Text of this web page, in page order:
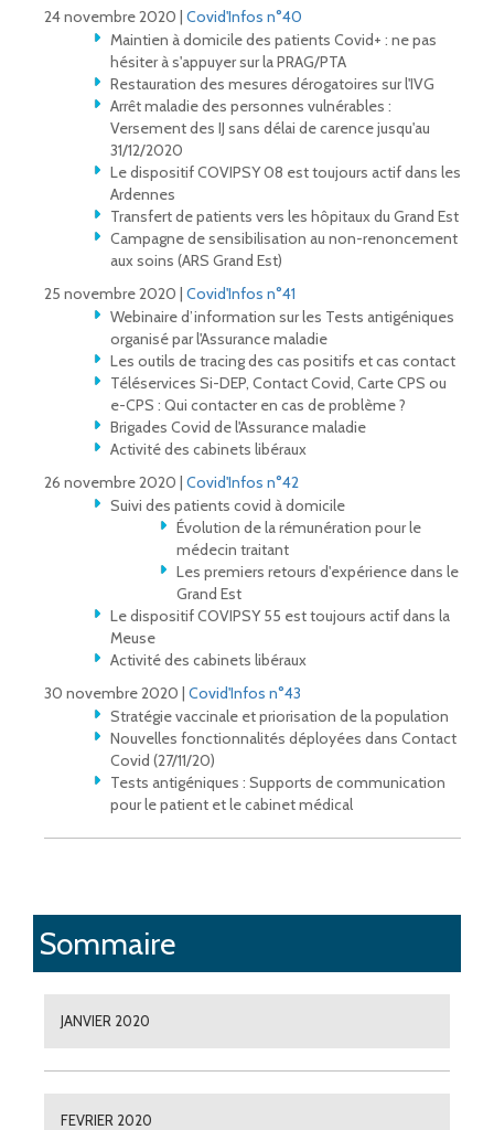
24 novembre 2020 | Covid'Infos n°40
Maintien à domicile des patients Covid+ : ne pas
hésiter à s'appuyer sur la PRAG/PTA
Restauration des mesures dérogatoires sur l'IVG
Arrêt maladie des personnes vulnérables :
Versement des IJ sans délai de carence jusqu'au
31/12/2020
Le dispositif COVIPSY 08 est toujours actif dans les
Ardennes
Transfert de patients vers les hôpitaux du Grand Est
Campagne de sensibilisation au non-renoncement
aux soins (ARS Grand Est)
25 novembre 2020 | Covid'Infos n°41
Webinaire d’information sur les Tests antigéniques
organisé par l'Assurance maladie
Les outils de tracing des cas positifs et cas contact
Téléservices Si-DEP, Contact Covid, Carte CPS ou
e-CPS : Qui contacter en cas de problème ?
Brigades Covid de l'Assurance maladie
Activité des cabinets libéraux
26 novembre 2020 | Covid'Infos n°42
Suivi des patients covid à domicile
Évolution de la rémunération pour le
médecin traitant
Les premiers retours d'expérience dans le
Grand Est
Le dispositif COVIPSY 55 est toujours actif dans la
Meuse
Activité des cabinets libéraux
30 novembre 2020 | Covid'Infos n°43
Stratégie vaccinale et priorisation de la population
Nouvelles fonctionnalités déployées dans Contact
Covid (27/11/20)
Tests antigéniques : Supports de communication
pour le patient et le cabinet médical
Sommaire
JANVIER 2020
FEVRIER 2020